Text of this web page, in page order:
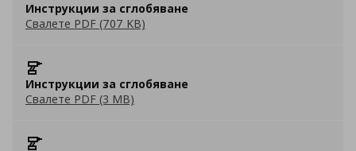
Инструкции за сглобяване
Свалете PDF (707 KB)
Инструкции за сглобяване
Свалете PDF (3 MB)